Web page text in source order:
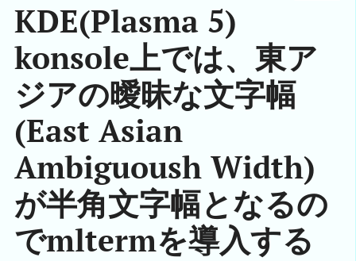
KDE(Plasma 5)
konsole上では、東ア
ジアの曖昧な文字幅
(East Asian
Ambiguoush Width)
が半角文字幅となるの
でmltermを導入する